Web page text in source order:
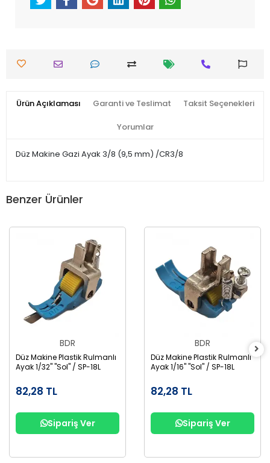
Ürün Açıklaması Garanti ve Teslimat Taksit Seçenekleri
Yorumlar
Düz Makine Gazi Ayak 3/8 (9,5 mm) /CR3/8
Benzer Ürünler
BDR
Düz Makine Plastik Rulmanlı
Ayak 1/32" "Sol" / SP-18L
82,28 TL
Sipariş Ver
BDR
Düz Makine Plastik Rulmanlı
Ayak 1/16" "Sol" / SP-18L
82,28 TL
Sipariş Ver